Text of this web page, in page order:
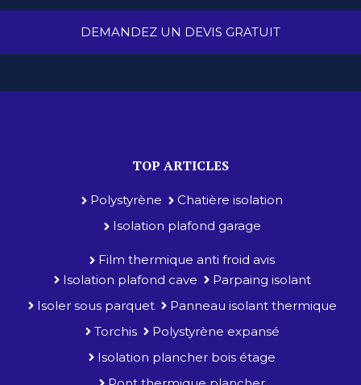
DEMANDEZ UN DEVIS GRATUIT
TOP ARTICLES
Polystyrène
Chatière isolation
Isolation plafond garage
Film thermique anti froid avis
Isolation plafond cave
Parpaing isolant
Isoler sous parquet
Panneau isolant thermique
Torchis
Polystyrène expansé
Isolation plancher bois étage